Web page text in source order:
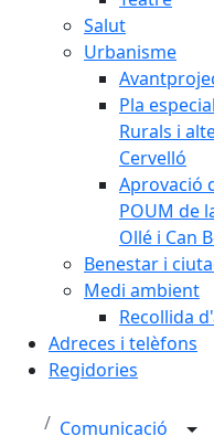
Salut
Urbanisme
Pla
Rurals i
Cervelló
Aprovació
POUM de
Ollé i Can
Benestar i
Medi ambient
Recollida
Adreces i telèfons
Regidories
Comunicació